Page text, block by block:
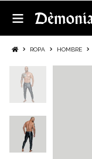
ROPA HOMBRE